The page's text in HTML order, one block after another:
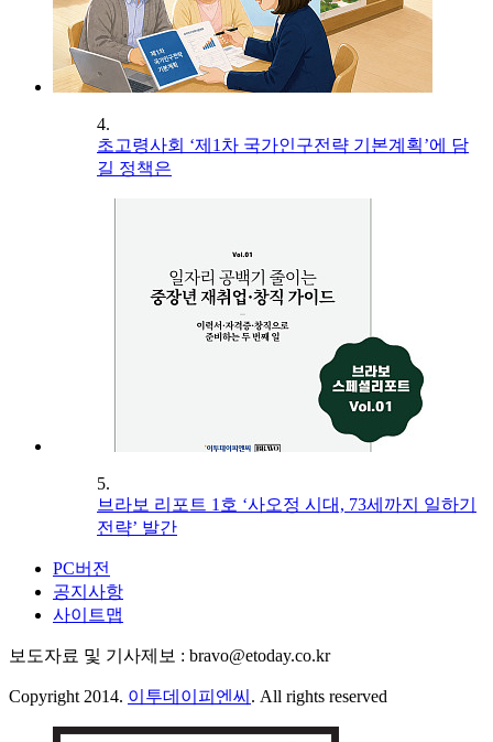
4.
초고령사회 ‘제1차 국가인구전략 기본계획’에 담
길 정책은
5.
브라보 리포트 1호 ‘사오정 시대, 73세까지 일하기
전략’ 발간
PC버전
공지사항
사이트맵
보도자료 및 기사제보 : bravo@etoday.co.kr
Copyright 2014. 이투데이피엔씨 . All rights reserved